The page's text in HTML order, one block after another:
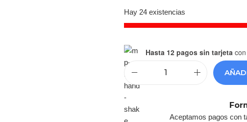
Hay 24 existencias
Hasta 12 pagos sin tarjeta
Aceptamos pagos con